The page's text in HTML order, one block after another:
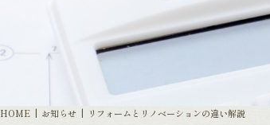
HOME お知らせ リフォームとリノベーションの違い解説